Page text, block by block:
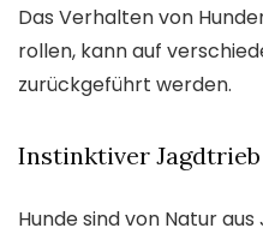
Das Verhalten von
rollen, kann auf
zurückgeführt werden.
Instinktiver Jagdtrieb
Hunde sind von Natur